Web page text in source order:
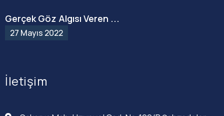
Gerçek Göz Algısı Veren ...
27 Mayıs 2022
İletişim